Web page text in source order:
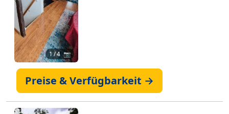
1/ 4 📷
Preise & Verfügbarkeit →